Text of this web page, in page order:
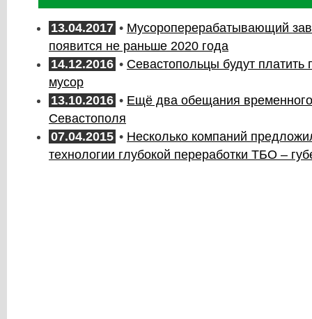
13.04.2017 • Мусороперерабатывающий
появится не раньше 2020 года
14.12.2016 • Севастопольцы будут
мусор
13.10.2016 • Ещё два обещания временного
Севастополя
07.04.2015 • Несколько компаний
технологии глубокой переработки ТБО –